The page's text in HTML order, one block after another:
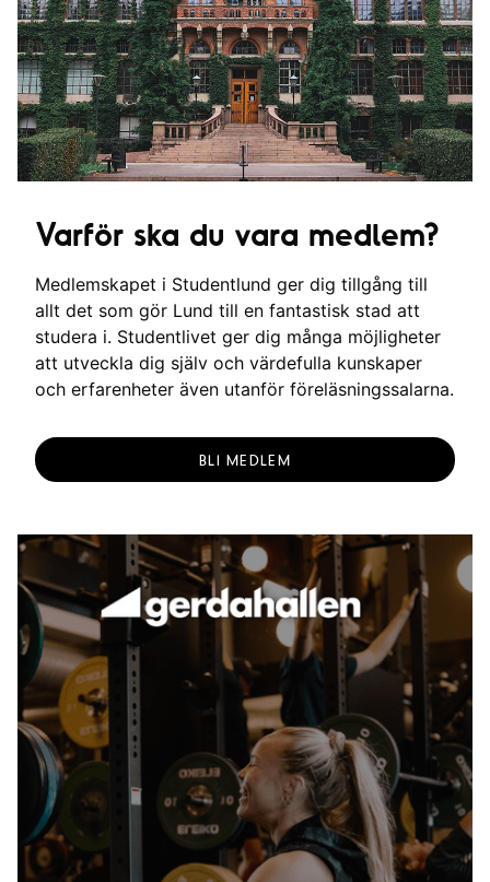
Varför ska du vara medlem?
Medlemskapet i Studentlund ger dig tillgång till
allt det som gör Lund till en fantastisk stad att
studera i. Studentlivet ger dig många möjligheter
att utveckla dig själv och värdefulla kunskaper
och erfarenheter även utanför föreläsningssalarna.
BLI MEDLEM